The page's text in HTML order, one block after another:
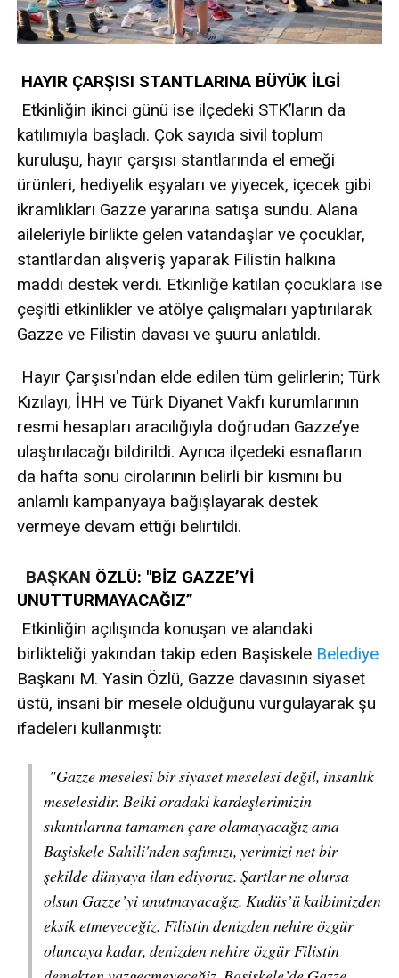
HAYIR ÇARŞISI STANTLARINA BÜYÜK İLGİ
Etkinliğin ikinci günü ise ilçedeki STK’ların da
katılımıyla başladı. Çok sayıda sivil toplum
kuruluşu, hayır çarşısı stantlarında el emeği
ürünleri, hediyelik eşyaları ve yiyecek, içecek gibi
ikramlıkları Gazze yararına satışa sundu. Alana
aileleriyle birlikte gelen vatandaşlar ve çocuklar,
stantlardan alışveriş yaparak Filistin halkına
maddi destek verdi. Etkinliğe katılan çocuklara ise
çeşitli etkinlikler ve atölye çalışmaları yaptırılarak
Gazze ve Filistin davası ve şuuru anlatıldı.
Hayır Çarşısı'ndan elde edilen tüm gelirlerin; Türk
Kızılayı, İHH ve Türk Diyanet Vakfı kurumlarının
resmi hesapları aracılığıyla doğrudan Gazze’ye
ulaştırılacağı bildirildi. Ayrıca ilçedeki esnafların
da hafta sonu cirolarının belirli bir kısmını bu
anlamlı kampanyaya bağışlayarak destek
vermeye devam ettiği belirtildi.
BAŞKAN ÖZLÜ: "BİZ GAZZE’Yİ
UNUTTURMAYACAĞIZ”
Etkinliğin açılışında konuşan ve alandaki
birlikteliği yakından takip eden Başiskele Belediye
Başkanı M. Yasin Özlü, Gazze davasının siyaset
üstü, insani bir mesele olduğunu vurgulayarak şu
ifadeleri kullanmıştı:
"Gazze meselesi bir siyaset meselesi değil, insanlık
meselesidir. Belki oradaki kardeşlerimizin
sıkıntılarına tamamen çare olamayacağız ama
Başiskele Sahili'nden safımızı, yerimizi net bir
şekilde dünyaya ilan ediyoruz. Şartlar ne olursa
olsun Gazze’yi unutmayacağız. Kudüs’ü kalbimizden
eksik etmeyeceğiz. Filistin denizden nehire özgür
oluncaya kadar, denizden nehire özgür Filistin